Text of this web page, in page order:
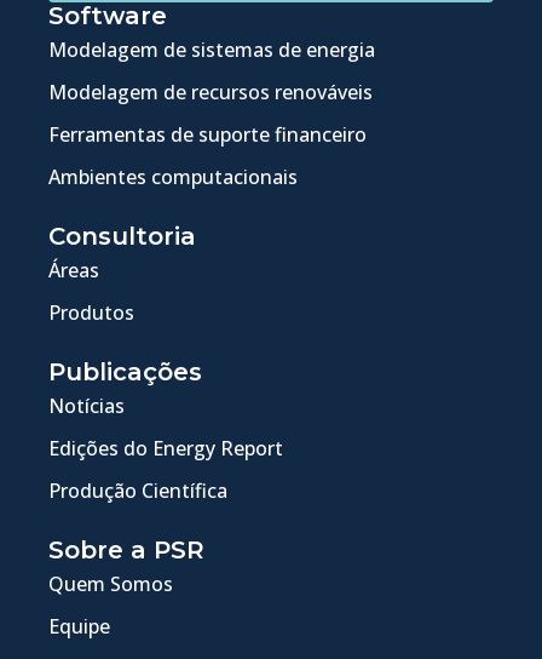
Software
Modelagem de sistemas de energia
Modelagem de recursos renováveis
Ferramentas de suporte financeiro
Ambientes computacionais
Consultoria
Áreas
Produtos
Publicações
Notícias
Edições do Energy Report
Produção Científica
Sobre a PSR
Quem Somos
Equipe